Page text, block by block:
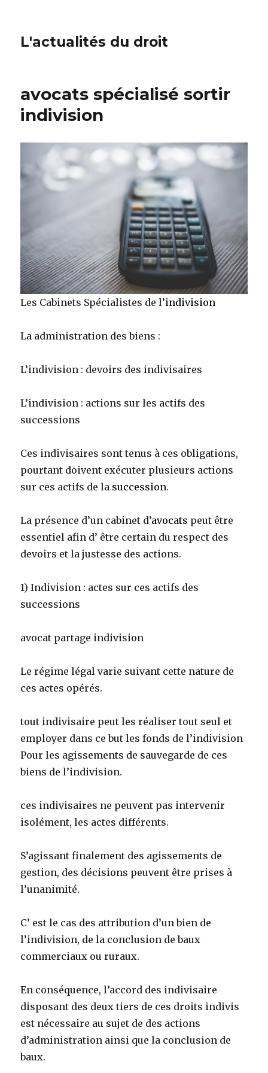
L'actualités du droit
avocats spécialisé sortir
indivision
Les Cabinets Spécialistes de l’indivision
La administration des biens :
L’indivision : devoirs des indivisaires
L’indivision : actions sur les actifs des
successions
Ces indivisaires sont tenus à ces obligations,
pourtant doivent exécuter plusieurs actions
sur ces actifs de la succession.
La présence d’un cabinet d’avocats peut être
essentiel afin d’ être certain du respect des
devoirs et la justesse des actions.
1) Indivision : actes sur ces actifs des
successions
avocat partage indivision
Le régime légal varie suivant cette nature de
ces actes opérés.
tout indivisaire peut les réaliser tout seul et
employer dans ce but les fonds de l’indivision
Pour les agissements de sauvegarde de ces
biens de l’indivision.
ces indivisaires ne peuvent pas intervenir
isolément, les actes différents.
S’agissant finalement des agissements de
gestion, des décisions peuvent être prises à
l’unanimité.
C’ est le cas des attribution d’un bien de
l’indivision, de la conclusion de baux
commerciaux ou ruraux.
En conséquence, l’accord des indivisaire
disposant des deux tiers de ces droits indivis
est nécessaire au sujet de des actions
d’administration ainsi que la conclusion de
baux.